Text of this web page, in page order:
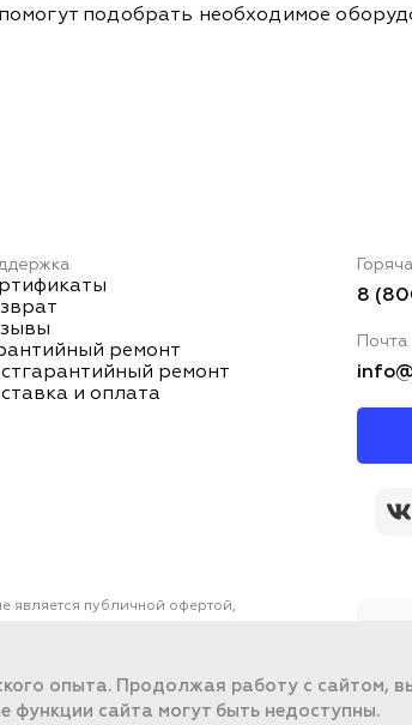
подобрать необходимое
ремонт
ремонт
и оплата
8
Почта
является публичной офертой,
опыта. Продолжая работу с сайтом,
функции сайта могут быть недоступны.